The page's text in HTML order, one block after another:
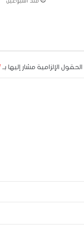
الحقول الإلزامية مشار إليها بـ